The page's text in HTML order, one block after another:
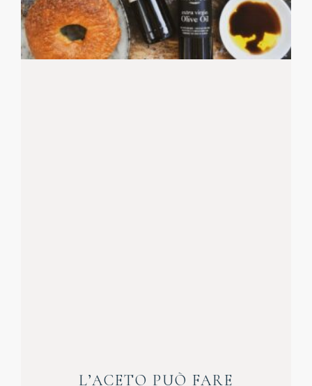
L’ACETO PUÒ FARE